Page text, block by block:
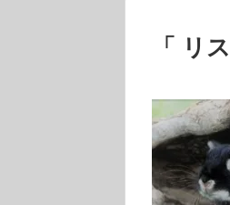
「 リ